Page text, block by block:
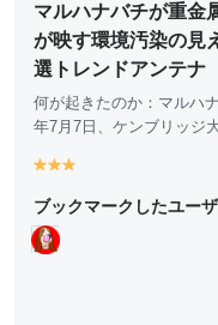
マルハナバチが重
が映す環境汚染の見
選トレンドアンテナ
何が起きたのか：マルハ
年7月7日、ケンブリッジ
y
ll
o
w
y
ll
o
w
ll
ブックマークしたユー